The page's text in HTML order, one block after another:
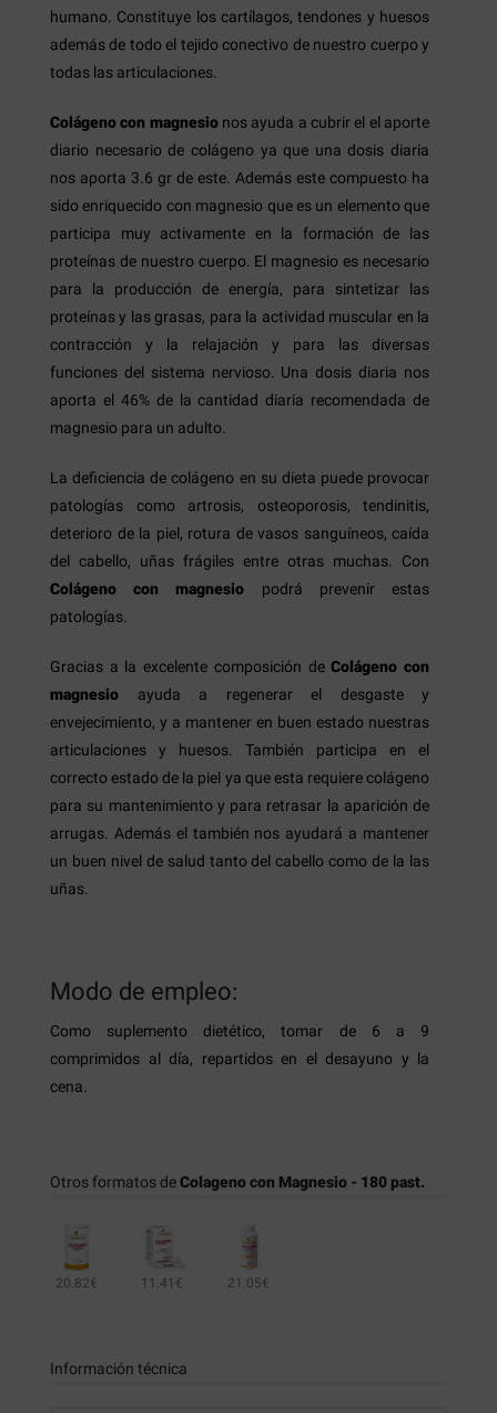
humano. Constituye los cartílagos, tendones y huesos
además de todo el tejido conectivo de nuestro cuerpo y
todas las articulaciones.
Colágeno con magnesionos ayuda a cubrir el el aporte
diario necesario de colágeno ya que una dosis diaria
nos aporta 3.6 gr de este. Además este compuesto ha
sido enriquecido con magnesio que es un elemento que
participa muy activamente en la formación de las
proteínas de nuestro cuerpo. El magnesio es necesario
para la producción de energía, para sintetizar las
proteínas y las grasas, para la actividad muscular en la
contracción y la relajación y para las diversas
funciones del sistema nervioso. Una dosis diaria nos
aporta el 46% de la cantidad diaria recomendada de
magnesio para un adulto.
La deficiencia de colágeno en su dieta puede provocar
patologías como artrosis, osteoporosis, tendinitis,
deterioro de la piel, rotura de vasos sanguíneos, caída
del cabello, uñas frágiles entre otras muchas. Con
Colágeno con magnesio podrá prevenir estas
patologías.
Gracias a la excelente composición deColágeno con
magnesio ayuda a regenerar el desgaste y
envejecimiento, y a mantener en buen estado nuestras
articulaciones y huesos. También participa en el
correcto estado de la piel ya que esta requiere colágeno
para su mantenimiento y para retrasar la aparición de
arrugas. Además el también nos ayudará a mantener
un buen nivel de salud tanto del cabello como de la las
uñas.
Modo de empleo:
Como suplemento dietético, tomar de 6 a 9
comprimidos al día, repartidos en el desayuno y la
cena.
Otros formatos deColageno con Magnesio - 180 past.
20.82€ 11.41€ 21.05€
Información técnica